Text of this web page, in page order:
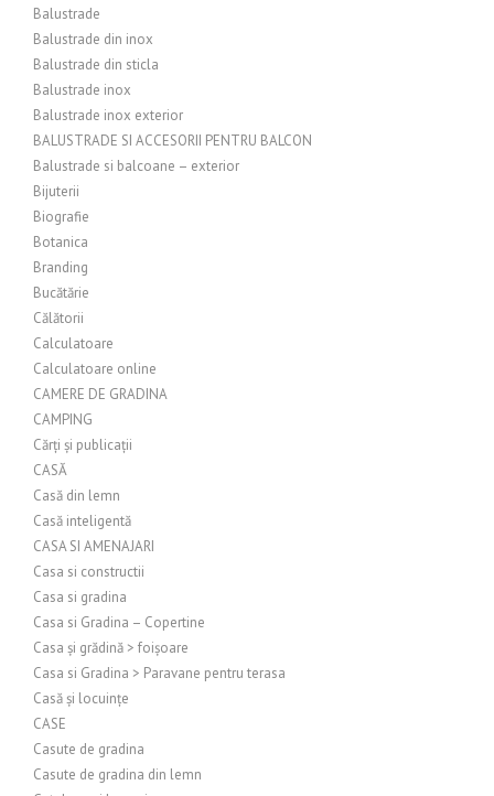
Balustrade
Balustrade din inox
Balustrade din sticla
Balustrade inox
Balustrade inox exterior
BALUSTRADE SI ACCESORII PENTRU BALCON
Balustrade si balcoane – exterior
Bijuterii
Biografie
Botanica
Branding
Bucătărie
Călătorii
Calculatoare
Calculatoare online
CAMERE DE GRADINA
CAMPING
Cărți și publicații
CASĂ
Casă din lemn
Casă inteligentă
CASA SI AMENAJARI
Casa si constructii
Casa si gradina
Casa si Gradina – Copertine
Casa și grădină > foișoare
Casa si Gradina > Paravane pentru terasa
Casă și locuințe
CASE
Casute de gradina
Casute de gradina din lemn